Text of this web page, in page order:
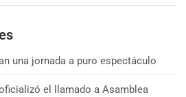
una jornada a puro espectáculo
el llamado a Asamblea